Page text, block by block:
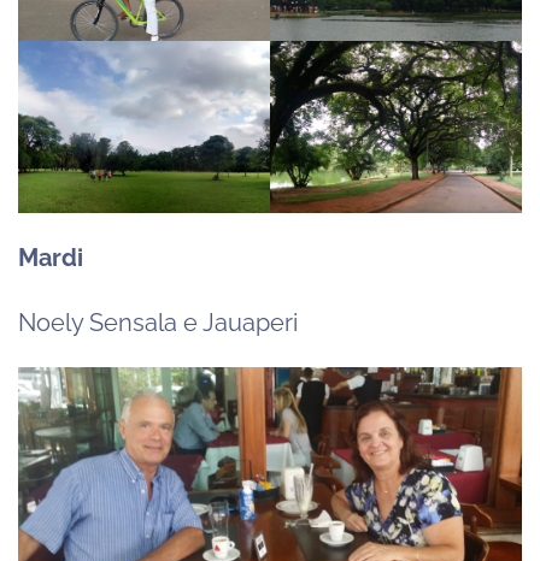
Mardi
Noely Sensala e Jauaperi